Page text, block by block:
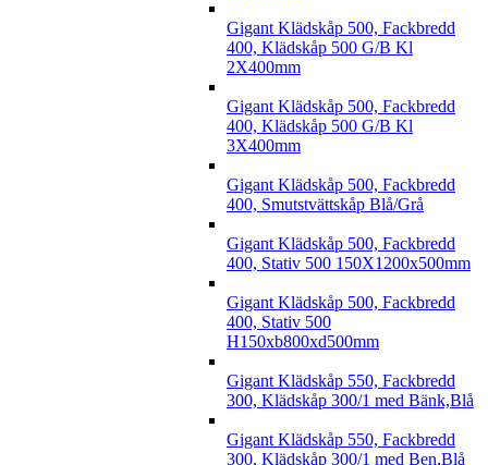
Gigant Klädskåp 500, Fackbredd
400, Klädskåp 500 G/B Kl
2X400mm
Gigant Klädskåp 500, Fackbredd
400, Klädskåp 500 G/B Kl
3X400mm
Gigant Klädskåp 500, Fackbredd
400, Smutstvättskåp Blå/Grå
Gigant Klädskåp 500, Fackbredd
400, Stativ 500 150X1200x500mm
Gigant Klädskåp 500, Fackbredd
400, Stativ 500
H150xb800xd500mm
Gigant Klädskåp 550, Fackbredd
300, Klädskåp 300/1 med Bänk,Blå
Gigant Klädskåp 550, Fackbredd
300, Klädskåp 300/1 med Ben,Blå